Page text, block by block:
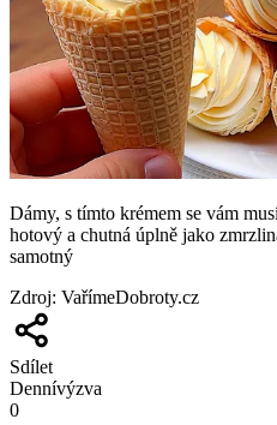
Dámy, s tímto krémem se vám
hotový a chutná úplně jako
samotný
Zdroj: VařímeDobroty.cz
Sdílet
Dennívýzva
0